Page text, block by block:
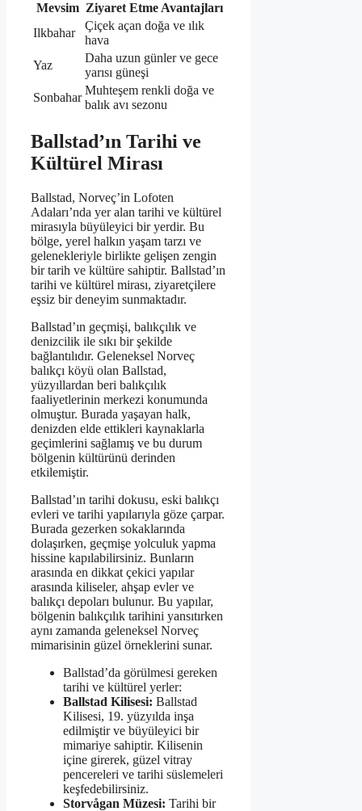
Mevsim Ziyaret Etme Avantajları
Ilkbahar
Çiçek açan doğa ve ılık
hava
Yaz
Daha uzun günler ve gece
yarısı güneşi
Sonbahar
Muhteşem renkli doğa ve
balık avı sezonu
Ballstad’ın Tarihi ve
Kültürel Mirası
Ballstad, Norveç’in Lofoten
Adaları’nda yer alan tarihi ve kültürel
mirasıyla büyüleyici bir yerdir. Bu
bölge, yerel halkın yaşam tarzı ve
gelenekleriyle birlikte gelişen zengin
bir tarih ve kültüre sahiptir. Ballstad’ın
tarihi ve kültürel mirası, ziyaretçilere
eşsiz bir deneyim sunmaktadır.
Ballstad’ın geçmişi, balıkçılık ve
denizcilik ile sıkı bir şekilde
bağlantılıdır. Geleneksel Norveç
balıkçı köyü olan Ballstad,
yüzyıllardan beri balıkçılık
faaliyetlerinin merkezi konumunda
olmuştur. Burada yaşayan halk,
denizden elde ettikleri kaynaklarla
geçimlerini sağlamış ve bu durum
bölgenin kültürünü derinden
etkilemiştir.
Ballstad’ın tarihi dokusu, eski balıkçı
evleri ve tarihi yapılarıyla göze çarpar.
Burada gezerken sokaklarında
dolaşırken, geçmişe yolculuk yapma
hissine kapılabilirsiniz. Bunların
arasında en dikkat çekici yapılar
arasında kiliseler, ahşap evler ve
balıkçı depoları bulunur. Bu yapılar,
bölgenin balıkçılık tarihini yansıtırken
aynı zamanda geleneksel Norveç
mimarisinin güzel örneklerini sunar.
Ballstad’da görülmesi gereken
tarihi ve kültürel yerler:
Ballstad Kilisesi: Ballstad
Kilisesi, 19. yüzyılda inşa
edilmiştir ve büyüleyici bir
mimariye sahiptir. Kilisenin
içine girerek, güzel vitray
pencereleri ve tarihi süslemeleri
keşfedebilirsiniz.
Storvågan Müzesi: Tarihi bir